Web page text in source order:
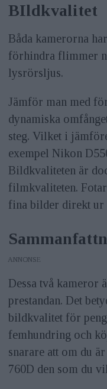
BIldkvalitet
Båda kamerorna
förhindra flimmer
lysrörsljus.
Jämför man med
dynamiska
steg. Vilket i
exempel Nikon
Bildkvaliteten är
filmkvaliteten.
fina bilder direkt ur
ANNONS
Dessa två kameror
prestandan. Det
bildkvalitet för
femhundring och
snarare att om du
760D den som du